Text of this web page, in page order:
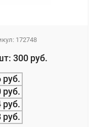
172748
300 руб.
руб.
руб.
руб.
руб.